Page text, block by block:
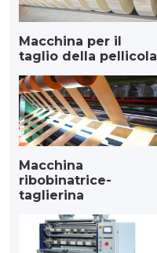
Macchina per il
taglio della pellicola
Macchina
ribobinatrice-
taglierina